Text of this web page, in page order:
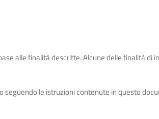
alle finalità descritte. Alcune delle finalità di
seguendo le istruzioni contenute in questo